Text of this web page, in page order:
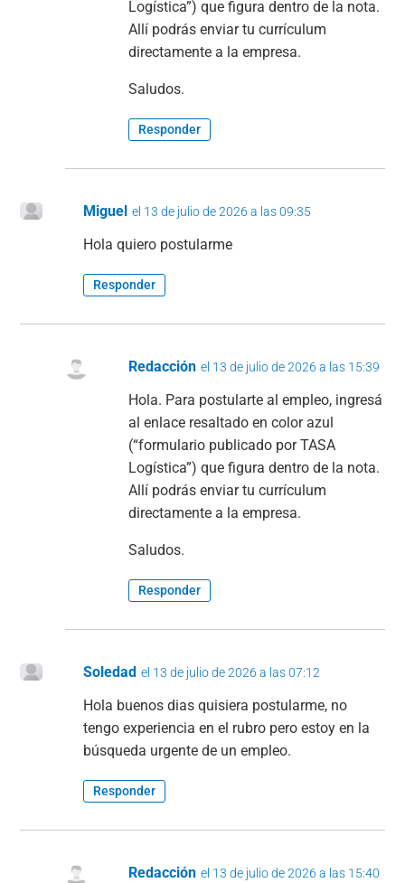
Logística”) que figura dentro de la nota.
Allí podrás enviar tu currículum
directamente a la empresa.
Saludos.
Responder
Miguel el 13 de julio de 2026 a las 09:35
Hola quiero postularme
Responder
Redacción el 13 de julio de 2026 a las 15:39
Hola. Para postularte al empleo, ingresá
al enlace resaltado en color azul
(“formulario publicado por TASA
Logística”) que figura dentro de la nota.
Allí podrás enviar tu currículum
directamente a la empresa.
Saludos.
Responder
Soledad el 13 de julio de 2026 a las 07:12
Hola buenos dias quisiera postularme, no
tengo experiencia en el rubro pero estoy en la
búsqueda urgente de un empleo.
Responder
Redacción el 13 de julio de 2026 a las 15:40